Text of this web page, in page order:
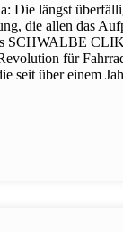
Die längst
die allen das
SCHWALBE
für
seit über einem